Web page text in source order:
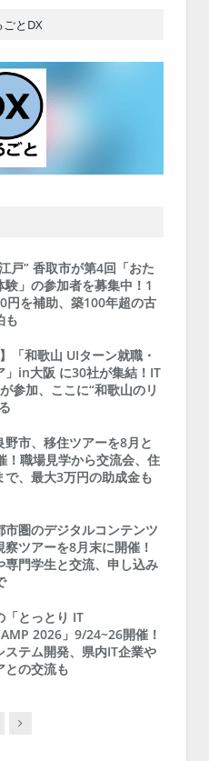
ごとDX
戸” 香取市が第4回「おた
験」の参加者を募集中！1
円を補助、築100年超の古
も
「和歌山 UIターン就職・
」in大阪 に30社が集結！IT
参加、ここに“和歌山のリ
野市、移住ツアーを8月と
！職場見学から交流会、住
で、最大3万円の助成金も
市圏のデジタルコンテンツ
察ツアーを8月末に開催！
専門学生と交流、申し込み
「とっとり IT
2026」9/24~26開催！
ステム開発、県内IT企業や
との交流も
Next